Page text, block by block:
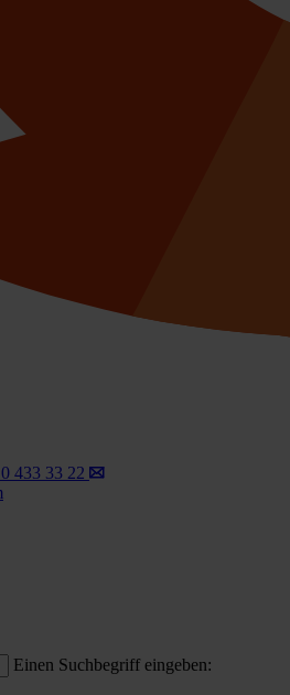
433 33 22
Einen Suchbegriff eingeben: